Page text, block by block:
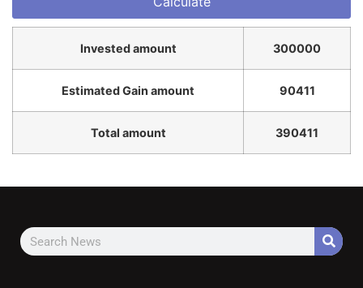
Invested amount 300000
Estimated Gain amount 90411
Total amount 390411